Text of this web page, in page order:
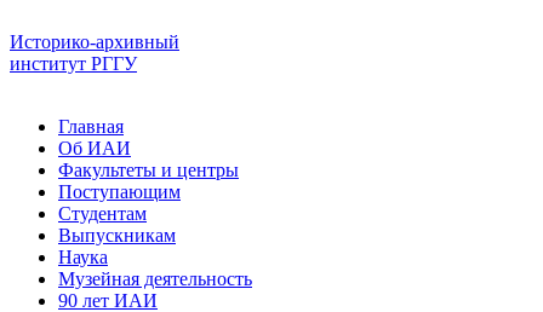
Историко-архивный
институт РГГУ
Главная
Об ИАИ
Факультеты и центры
Поступающим
Студентам
Выпускникам
Наука
Музейная деятельность
90 лет ИАИ